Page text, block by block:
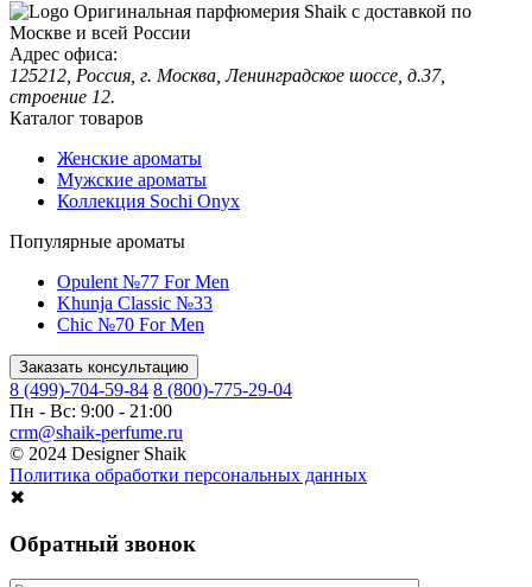
Оригинальная парфюмерия Shaik с доставкой по
Москве и всей России
Адрес офиса:
125212, Россия, г. Москва, Ленинградское шоссе, д.37,
строение 12.
Каталог товаров
Женские ароматы
Мужские ароматы
Коллекция Sochi Onyx
Популярные ароматы
Opulent №77 For Men
Khunja Classic №33
Chic №70 For Men
Заказать консультацию
8 (499)-704-59-84 8 (800)-775-29-04
Пн - Вс: 9:00 - 21:00
crm@shaik-perfume.ru
© 2024 Designer Shaik
Политика обработки персональных данных
✖
Обратный звонок